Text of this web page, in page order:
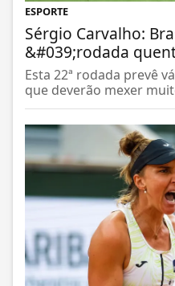
ESPORTE
Sérgio Carvalho:
&#039;rodada
Esta 22ª rodada prevê
que deverão mexer